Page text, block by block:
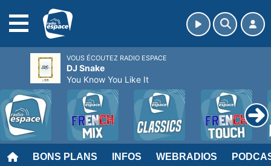
BONS PLANS INFOS WEBRADIOS
VOUS ÉCOUTEZ RADIO ESPACE
DJ Snake
You Know You Like It